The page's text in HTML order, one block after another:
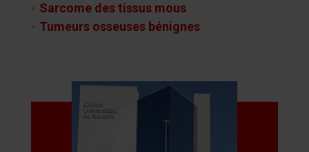
Sarcome des tissus mous
Tumeurs osseuses bénignes